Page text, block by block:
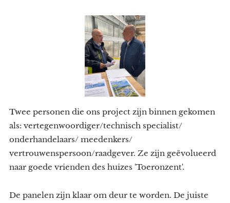
Twee personen die ons project zijn binnen gekomen
als: vertegenwoordiger/technisch specialist/
onderhandelaars/ meedenkers/
vertrouwenspersoon/raadgever. Ze zijn geëvolueerd
naar goede vrienden des huizes 'Toeronzent'.
De panelen zijn klaar om deur te worden. De juiste